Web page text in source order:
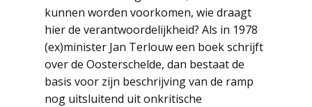
kunnen worden voorkomen, wie draagt
hier de verantwoordelijkheid? Als in 1978
(ex)minister Jan Terlouw een boek schrijft
over de Oosterschelde, dan bestaat de
basis voor zijn beschrijving van de ramp
nog uitsluitend uit onkritische